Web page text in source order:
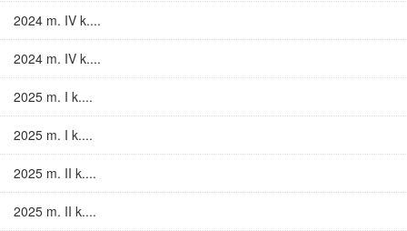
2024 m. IV k....
2024 m. IV k....
2025 m. I k....
2025 m. I k....
2025 m. II k....
2025 m. II k....